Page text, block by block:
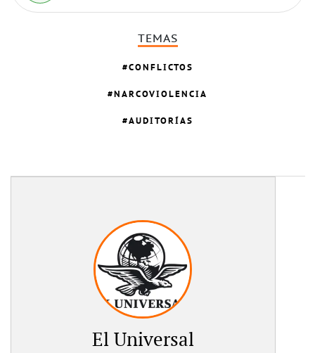
TEMAS
CONFLICTOS
NARCOVIOLENCIA
AUDITORÍAS
El Universal